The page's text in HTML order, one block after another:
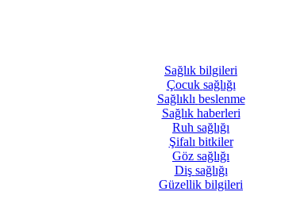
Sağlık bilgileri
Çocuk sağlığı
Sağlıklı beslenme
Sağlık haberleri
Ruh sağlığı
Şifalı bitkiler
Göz sağlığı
Diş sağlığı
Güzellik bilgileri